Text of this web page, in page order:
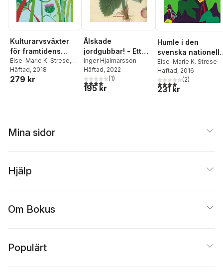
Kulturarvsväxter
för framtidens
mångfald :
köksväxter i
Nationella
Else-Marie K. Strese,
Erik de Vahl
Häftad, 2018
279 kr
Älskade
jordgubbar! - Ett
bärkraftigt
kulturarv i
Nationella
genbanken
Inger Hjalmarsson
Häftad, 2022
4,0utav 5 stjärnor. Totalt antal röster:
(1)
195 kr
Humle i den
svenska
genbanken
Else-Marie K. Strese
Häftad, 2016
4,0utav 5 stjärnor.
(2)
231 kr
Mina sidor
Hjälp
Om Bokus
Populärt